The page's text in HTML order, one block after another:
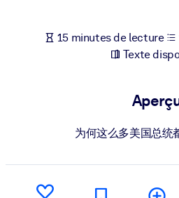
LMS/LXP pour de meilleurs
commerciales fiables et prêtes à
Pour les systèmes d’IA
15 minutes de lecture
Texte
为何这么多美国总统